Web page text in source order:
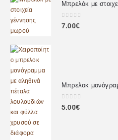
Μπρελόκ με
0out of 5
7.00€
0 out of 5
5.00€